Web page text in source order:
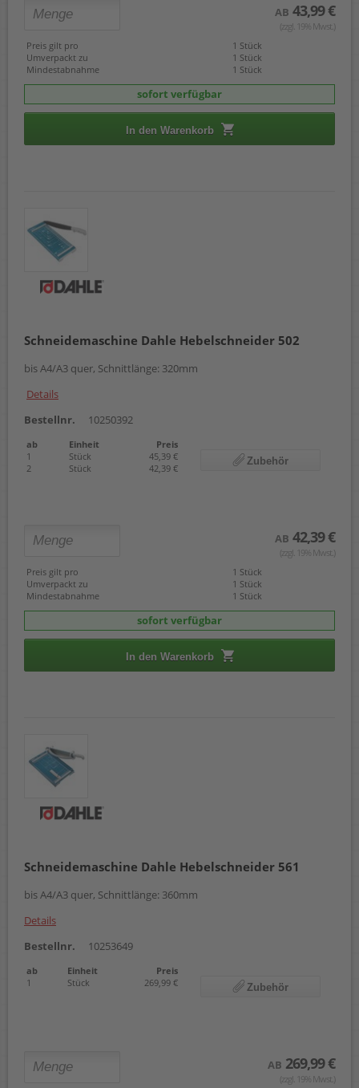
AB 43,99 €
(zzgl. 19% Mwst.)
Preis gilt pro
1 Stück
Umverpackt zu
1 Stück
Mindestabnahme
1 Stück
sofort verfügbar
In den Warenkorb
Schneidemaschine Dahle Hebelschneider 502
bis A4/A3 quer, Schnittlänge: 320mm
Details
Bestellnr.
10250392
ab Einheit
Preis
1
Stück
45,39 €
2
Stück 42,39 €
Zubehör
AB 42,39 €
(zzgl. 19% Mwst.)
Preis gilt pro
1 Stück
Umverpackt zu
1 Stück
Mindestabnahme
1 Stück
sofort verfügbar
In den Warenkorb
Schneidemaschine Dahle Hebelschneider 561
bis A4/A3 quer, Schnittlänge: 360mm
Details
Bestellnr.
10253649
ab Einheit
Preis
1
Stück 269,99 € Zubehör
AB 269,99 €
(zzgl. 19% Mwst.)